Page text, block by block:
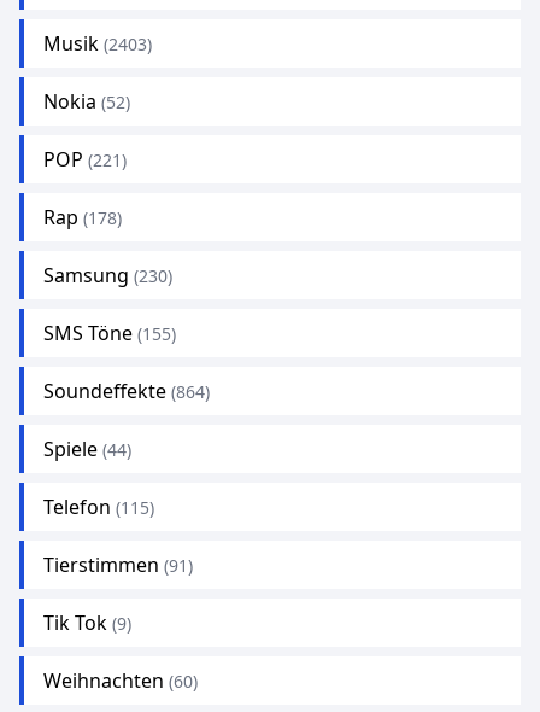
Musik (2403)
Nokia (52)
POP (221)
Rap (178)
Samsung (230)
SMS Töne (155)
Soundeffekte (864)
Spiele (44)
Telefon (115)
Tierstimmen (91)
Tik Tok (9)
Weihnachten (60)